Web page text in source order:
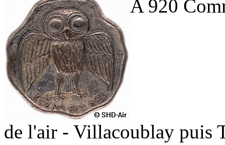
A 920
de l'air - Villacoublay puis